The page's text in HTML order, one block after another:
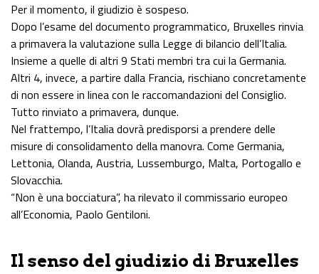
Per il momento, il giudizio è sospeso.
Dopo l’esame del documento programmatico, Bruxelles rinvia
a primavera la valutazione sulla Legge di bilancio dell’Italia.
Insieme a quelle di altri 9 Stati membri tra cui la Germania.
Altri 4, invece, a partire dalla Francia, rischiano concretamente
di non essere in linea con le raccomandazioni del Consiglio.
Tutto rinviato a primavera, dunque.
Nel frattempo, l’Italia dovrà predisporsi a prendere delle
misure di consolidamento della manovra. Come Germania,
Lettonia, Olanda, Austria, Lussemburgo, Malta, Portogallo e
Slovacchia.
“Non è una bocciatura”, ha rilevato il commissario europeo
all’Economia, Paolo Gentiloni.
Il senso del giudizio di Bruxelles